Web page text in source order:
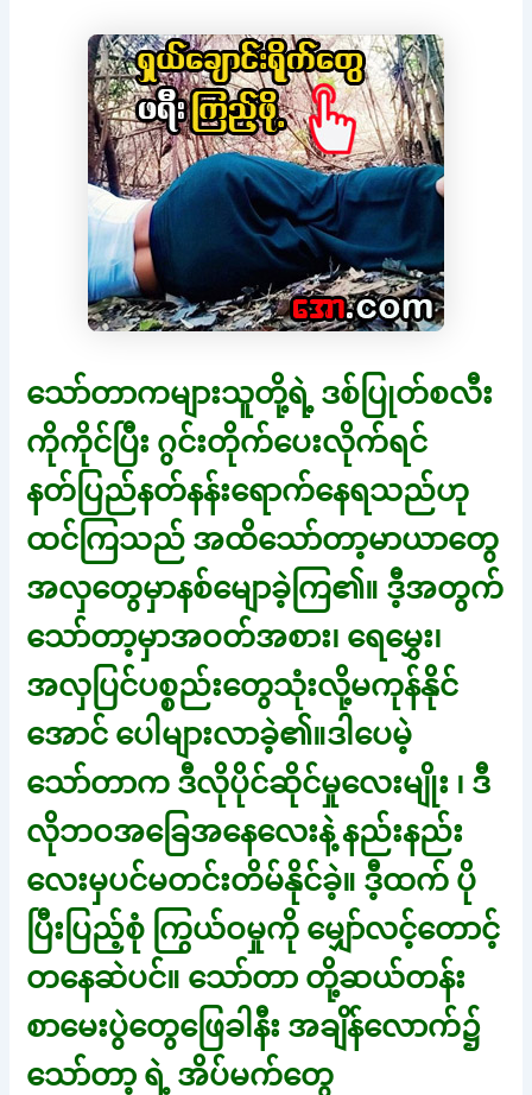
သော်တာကများသူတို့ရဲ့ ဒစ်ပြုတ်စလီး
ကိုကိုင်ပြီး ဂွင်းတိုက်ပေးလိုက်ရင်
နတ်ပြည်နတ်နန်းရောက်နေရသည်ဟု
ထင်ကြသည် အထိသော်တာ့မာယာတွေ
အလှတွေမှာနစ်မျောခဲ့ကြ၏။ ဒီ့အတွက်
သော်တာ့မှာအဝတ်အစား၊ ရေမွှေး၊
အလှပြင်ပစ္စည်းတွေသုံးလို့မကုန်နိုင်
အောင် ပေါများလာခဲ့၏။ဒါပေမဲ့
သော်တာက ဒီလိုပိုင်ဆိုင်မှုလေးမျိုး ၊ ဒီ
လိုဘဝအခြေအနေလေးနဲ့ နည်းနည်း
လေးမှပင်မတင်းတိမ်နိုင်ခဲ့။ ဒီ့ထက် ပို
ပြီးပြည့်စုံ ကြွယ်ဝမှုကို မျှော်လင့်တောင့်
တနေဆဲပင်။ သော်တာ တို့ဆယ်တန်း
စာမေးပွဲတွေဖြေခါနီး အချိန်လောက်၌
သော်တာ့ ရဲ့ အိပ်မက်တွေ